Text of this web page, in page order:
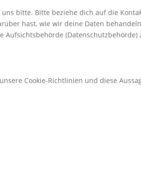
bitte. Bitte beziehe dich auf die
hast, wie wir deine Daten
Aufsichtsbehörde (Datenschutzbehörde)
Cookie-Richtlinien und diese